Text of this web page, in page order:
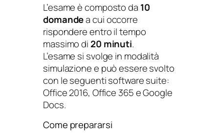
L’esame è composto da 10
domandea cui occorre
rispondere entro il tempo
massimo di 20 minuti.
L’esame si svolge in modalità
simulazione e può essere svolto
con le seguenti software suite:
Office 2016, Office 365 e Google
Docs.
Come prepararsi